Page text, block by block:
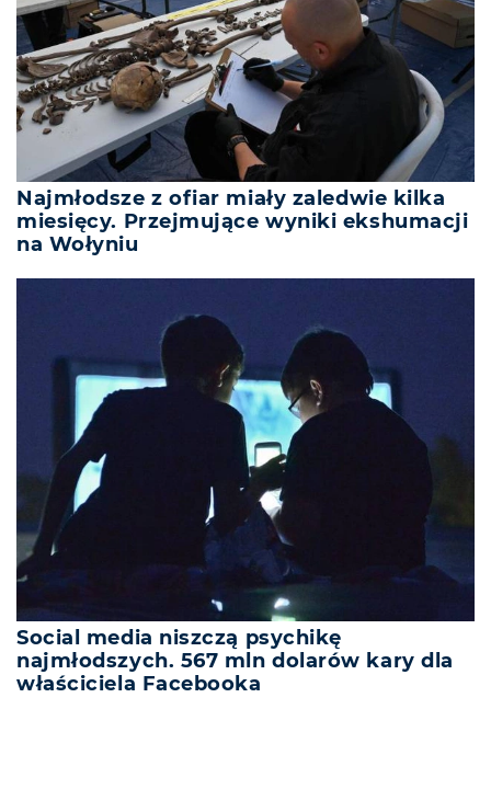
Najmłodsze z ofiar miały zaledwie kilka
miesięcy. Przejmujące wyniki ekshumacji
na Wołyniu
Social media niszczą psychikę
najmłodszych. 567 mln dolarów kary dla
właściciela Facebooka